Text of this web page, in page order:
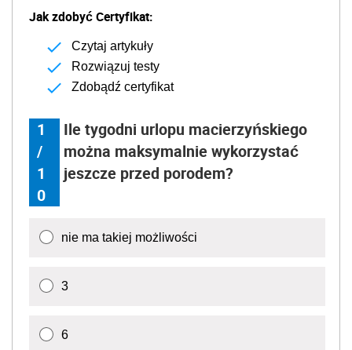
Jak zdobyć Certyfikat:
Czytaj artykuły
Rozwiązuj testy
Zdobądź certyfikat
1
/
1
0
Ile tygodni urlopu macierzyńskiego
można maksymalnie wykorzystać
jeszcze przed porodem?
nie ma takiej możliwości
3
6